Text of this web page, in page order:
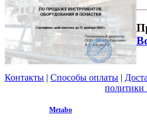
Контакты | Способы оплаты |
политики
Metabo